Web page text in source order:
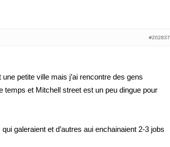
#202837
petite ville mais j’ai rencontre des gens
temps et Mitchell street est un peu dingue pour
galeraient et d’autres aui enchainaient 2-3 jobs